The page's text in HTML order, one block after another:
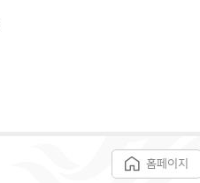
홈페이지